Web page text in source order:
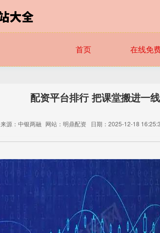
首页 在线免
配资平台排行 把课堂搬进一
来源：中银两融 网站：明鼎配资 日期：2025-12-18